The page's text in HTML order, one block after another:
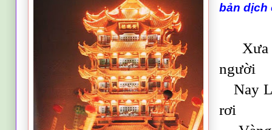
bản dịch
Xưa
người
Nay
rơi